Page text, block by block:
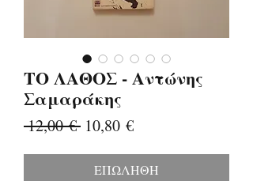
ΤΟ ΛΑΘΟΣ - Αντώνης
Σαμαράκης
12,00 € Κανονική
10,80 €Τιμή
ΕΠΩΛΗΘΗ